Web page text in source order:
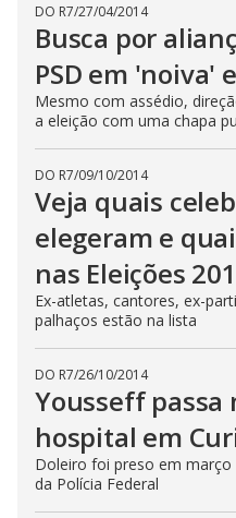
DO R7/27/04/2014
Busca por
PSD em 'noiva'
Mesmo com assédio,
a eleição com uma chapa
DO R7/09/10/2014
Veja quais
elegeram e
nas Eleições
Ex-atletas, cantores, ex-
palhaços estão na lista
DO R7/26/10/2014
Yousseff passa
hospital em
Doleiro foi preso em março
da Polícia Federal